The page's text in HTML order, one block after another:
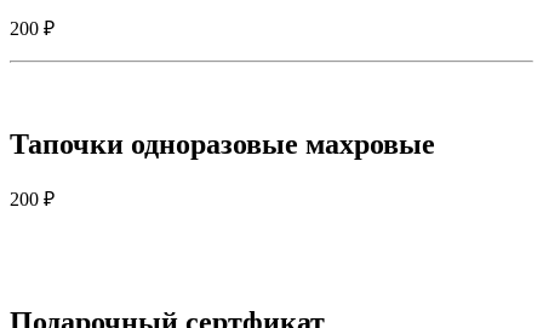
200 ₽
Тапочки одноразовые махровые
200 ₽